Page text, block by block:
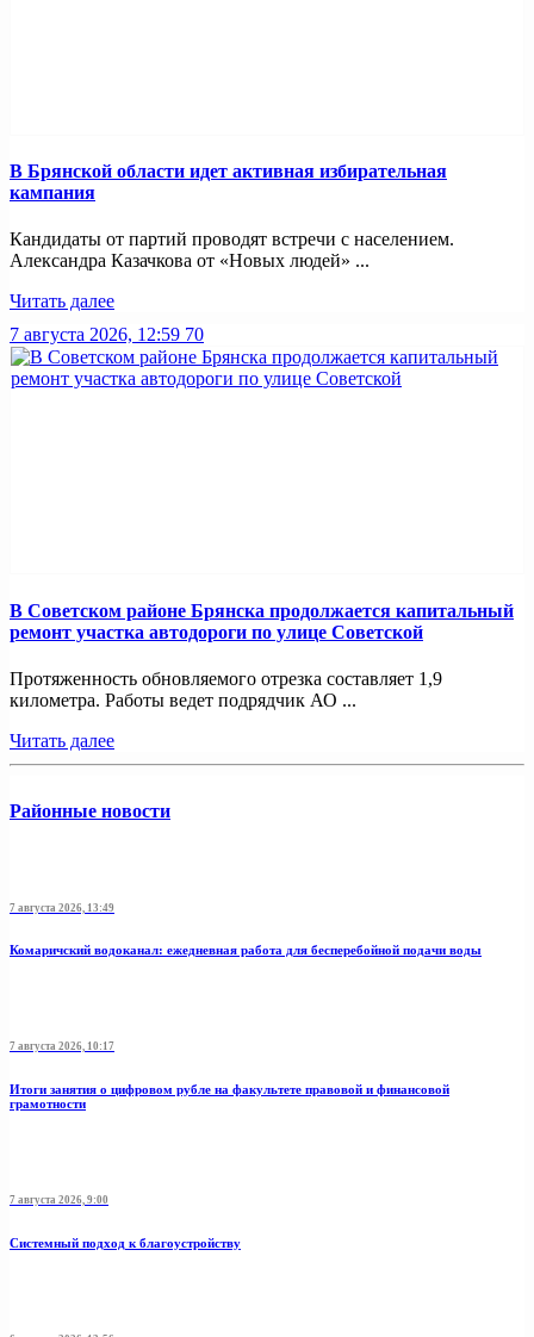
В Брянской области идет активная избирательная
кампания
Кандидаты от партий проводят встречи с населением.
Александра Казачкова от «Новых людей» ...
Читать далее
7 августа 2026, 12:59 70
В Советском районе Брянска продолжается капитальный
ремонт участка автодороги по улице Советской
Протяженность обновляемого отрезка составляет 1,9
километра. Работы ведет подрядчик АО ...
Читать далее
Районные новости
7 августа 2026, 13:49
Комаричский водоканал: ежедневная работа для бесперебойной подачи воды
7 августа 2026, 10:17
Итоги занятия о цифровом рубле на факультете правовой и финансовой
грамотности
7 августа 2026, 9:00
Системный подход к благоустройству